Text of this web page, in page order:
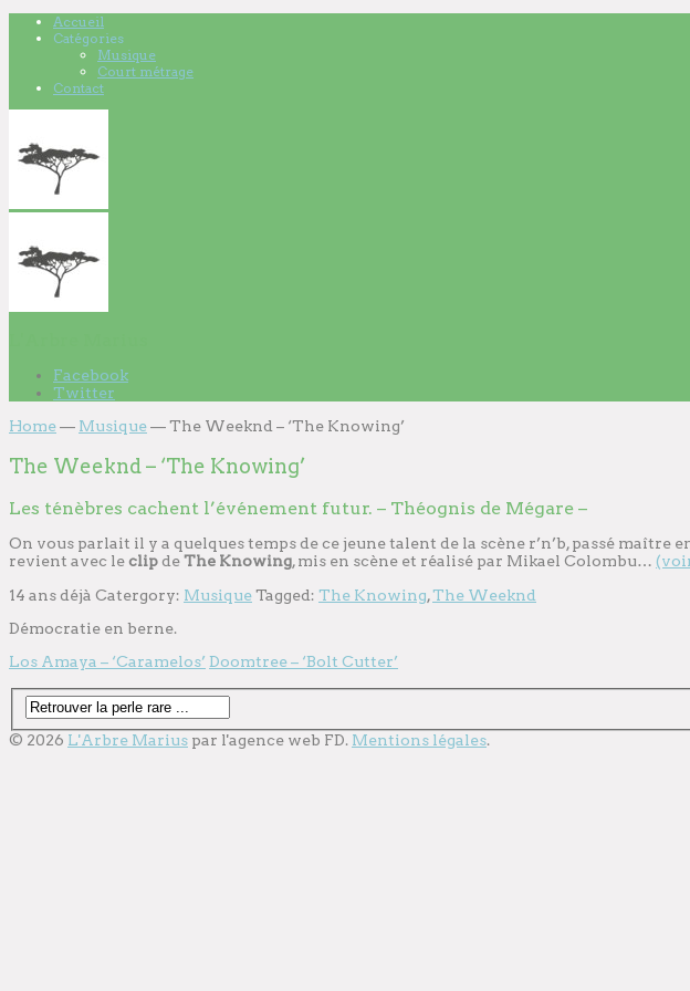
Accueil
Catégories
Musique
Court métrage
Contact
Facebook
Twitter
Home— Musique—The Weeknd – ‘The Knowing’
The Weeknd – ‘The Knowing’
Les ténèbres cachent l’événement futur. – Théognis de Mégare –
On vous parlait il y a quelques temps de ce jeune talent de la scène r’n’b, passé
revient avec leclipdeThe Knowing, mis en scène et réalisé par Mikael Colombu…
14 ans déjà Catergory: MusiqueTagged: The Knowing,The Weeknd
Démocratie en berne.
Los Amaya – ‘Caramelos’ Doomtree – ‘Bolt Cutter’
© 2026 L'Arbre Marius par l'agence web FD. Mentions légales.